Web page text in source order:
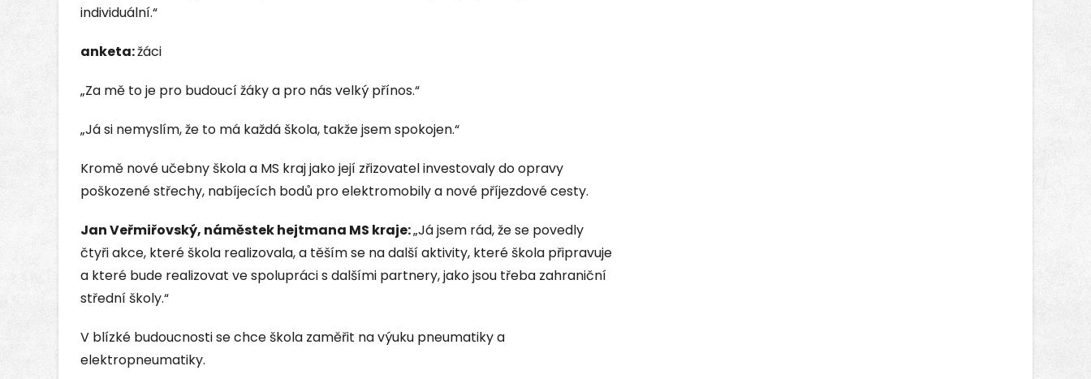
individuální.“
anketa:žáci
„Za mě to je pro budoucí žáky a pro nás velký přínos.“
„Já si nemyslím, že to má každá škola, takže jsem spokojen.“
Kromě nové učebny škola a MS kraj jako její zřizovatel investovaly do opravy
poškozené střechy, nabíjecích bodů pro elektromobily a nové příjezdové cesty.
Jan Veřmiřovský, náměstek hejtmana MS kraje:„Já jsem rád, že se povedly
čtyři akce, které škola realizovala, a těším se na další aktivity, které škola připravuje
a které bude realizovat ve spolupráci s dalšími partnery, jako jsou třeba zahraniční
střední školy.“
V blízké budoucnosti se chce škola zaměřit na výuku pneumatiky a
elektropneumatiky.